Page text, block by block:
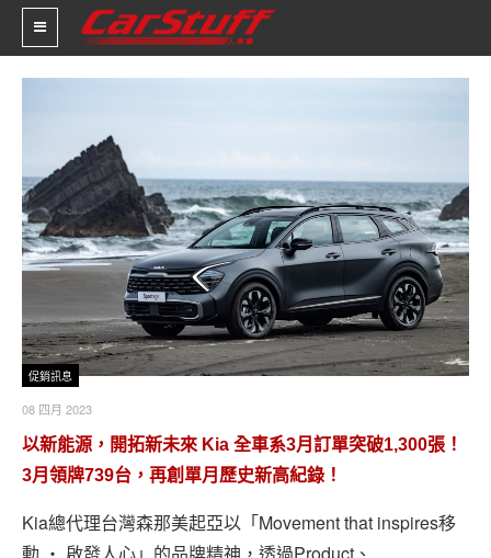
車市新聞
賽車新聞
汽車改裝
輪胎特區
促銷訊息
人車軼事
試車報導
車型比拼
促銷訊息
08 四月 2023
以新能源，開拓新未來 Kia 全車系3月訂單突破1,300張！
3月領牌739台，再創單月歷史新高紀錄！
Kia總代理台灣森那美起亞以「Movement that inspires移
動 ‧ 啟發人心」的品牌精神，透過Product、